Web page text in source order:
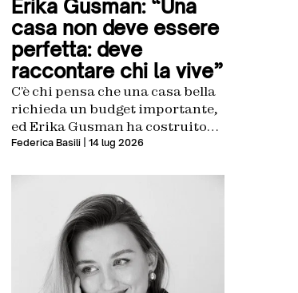
Erika Gusman: “Una
casa non deve essere
perfetta: deve
raccontare chi la vive”
C’è chi pensa che una casa bella
richieda un budget importante,
ed Erika Gusman ha costruito
una carriera dimostrando il
lontano: da un padre che
costruiva bagni con le proprie
mani e da genitori che
reinventavano gli spazi con
quello che avevano a
disposizione. Da lì, la scoperta
che […]
Federica Basili| 14 lug 2026